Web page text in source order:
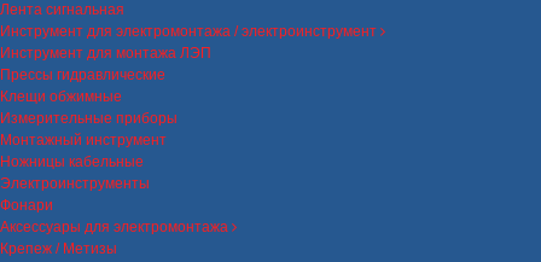
Лента сигнальная
Инструмент для электромонтажа / электроинструмент
Инструмент для монтажа ЛЭП
Прессы гидравлические
Клещи обжимные
Измерительные приборы
Монтажный инструмент
Ножницы кабельные
Электроинструменты
Фонари
Аксессуары для электромонтажа
Крепеж / Метизы